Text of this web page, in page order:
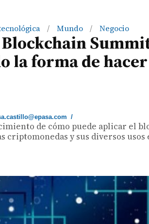
/ Mundo / Negocio
la forma de
/
de cómo puede aplicar el
criptomonedas y sus diversos